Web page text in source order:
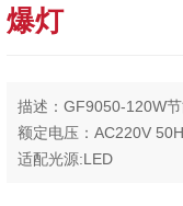
爆灯
描述：GF9050-120W
额定电压：AC220V
适配光源:LED